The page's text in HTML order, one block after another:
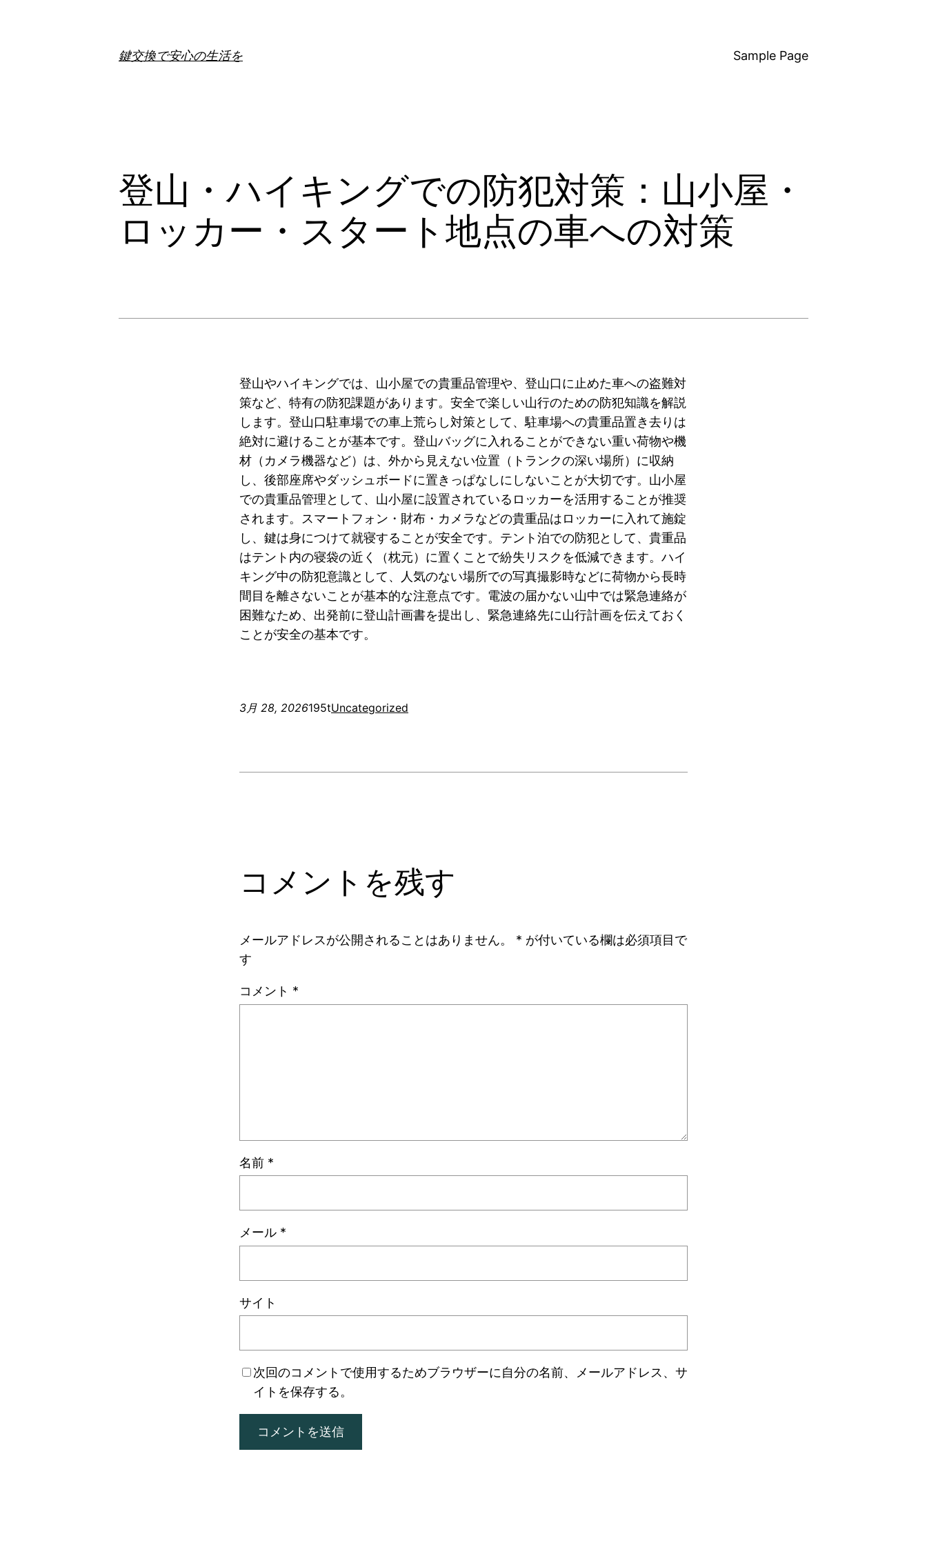
鍵交換で安心の生活を Sample Page
登山・ハイキングでの防犯対策：山小屋・
ロッカー・スタート地点の車への対策
登山やハイキングでは、山小屋での貴重品管理や、登山口に止めた車への盗難対
策など、特有の防犯課題があります。安全で楽しい山行のための防犯知識を解説
します。登山口駐車場での車上荒らし対策として、駐車場への貴重品置き去りは
絶対に避けることが基本です。登山バッグに入れることができない重い荷物や機
材（カメラ機器など）は、外から見えない位置（トランクの深い場所）に収納
し、後部座席やダッシュボードに置きっぱなしにしないことが大切です。山小屋
での貴重品管理として、山小屋に設置されているロッカーを活用することが推奨
されます。スマートフォン・財布・カメラなどの貴重品はロッカーに入れて施錠
し、鍵は身につけて就寝することが安全です。テント泊での防犯として、貴重品
はテント内の寝袋の近く（枕元）に置くことで紛失リスクを低減できます。ハイ
キング中の防犯意識として、人気のない場所での写真撮影時などに荷物から長時
間目を離さないことが基本的な注意点です。電波の届かない山中では緊急連絡が
困難なため、出発前に登山計画書を提出し、緊急連絡先に山行計画を伝えておく
ことが安全の基本です。
3月 28, 2026195tUncategorized
コメントを残す
メールアドレスが公開されることはありません。 * が付いている欄は必須項目で
す
コメント *
名前 *
メール *
サイト
次回のコメントで使用するためブラウザーに自分の名前、メールアドレス、サ
イトを保存する。